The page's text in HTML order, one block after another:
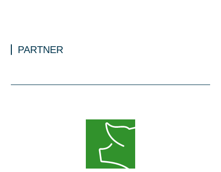
PARTNER